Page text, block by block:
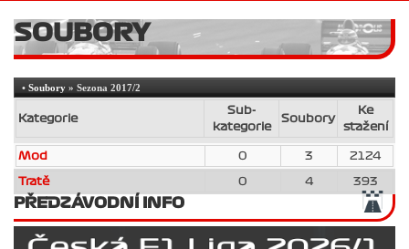
SOUBORY
• Soubory » Sezona 2017/2
Kategorie
Sub-
kategorie
Soubory
Ke
stažení
Mod 0 3 2124
Tratě 0 4 393
PŘEDZÁVODNÍ INFO